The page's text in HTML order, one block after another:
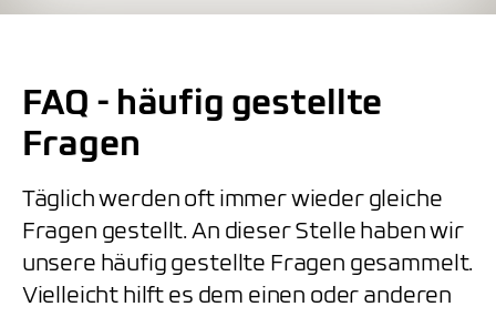
FAQ - häufig gestellte
Fragen
Täglich werden oft immer wieder gleiche
Fragen gestellt. An dieser Stelle haben wir
unsere häufig gestellte Fragen gesammelt.
Vielleicht hilft es dem einen oder anderen